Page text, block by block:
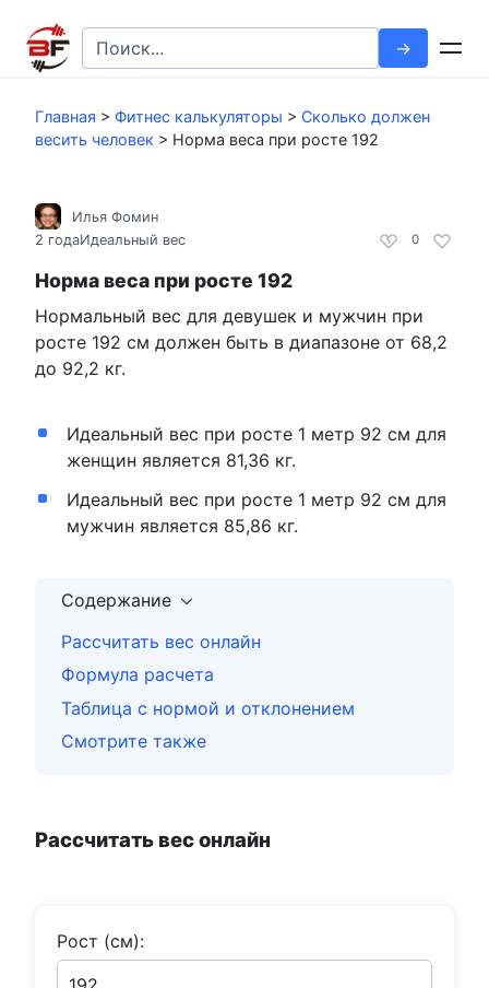
контенту
Search
for:
Главная > Фитнес калькуляторы > Сколько должен
весить человек > Норма веса при росте 192
0
Илья Фомин
2 годаИдеальный вес
Норма веса при росте 192
Нормальный вес для девушек и мужчин при
росте 192 см должен быть в диапазоне от 68,2
до 92,2 кг.
Идеальный вес при росте 1 метр 92 см для
женщин является 81,36 кг.
Идеальный вес при росте 1 метр 92 см для
мужчин является 85,86 кг.
Содержание
Рассчитать вес онлайн
Формула расчета
Таблица с нормой и отклонением
Смотрите также
Рассчитать вес онлайн
Рост (см):